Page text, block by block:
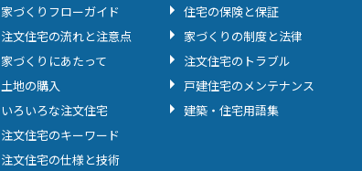
家づくりフローガイド
注文住宅の流れと注意点
家づくりにあたって
土地の購入
いろいろな注文住宅
注文住宅のキーワード
注文住宅の仕様と技術
住宅の保険と保証
家づくりの制度と法律
注文住宅のトラブル
戸建住宅のメンテナンス
建築・住宅用語集